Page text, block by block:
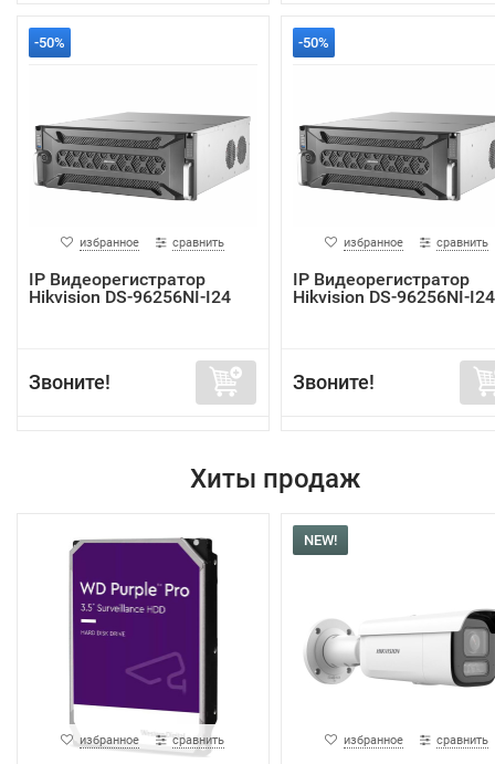
-50%
избранное сравнить
IP Видеорегистратор
Hikvision DS-96256NI-I24
Звоните!
-50%
избранное сравнить
IP Видеорегистратор
Hikvision DS-96256NI-
Звоните!
Хиты продаж
избранное сравнить
NEW!
избранное сравнить